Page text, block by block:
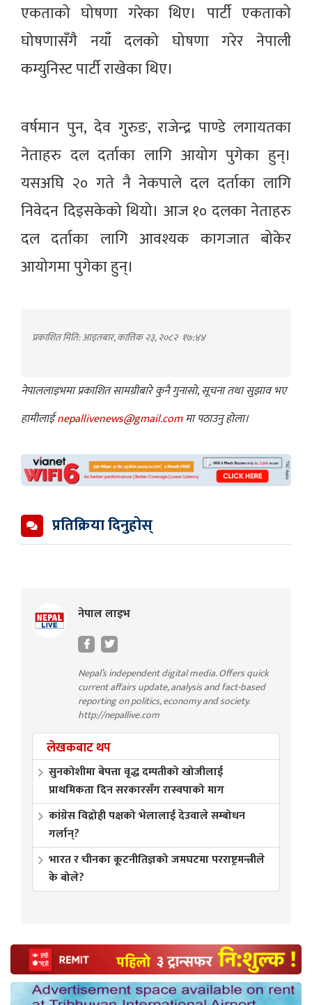
एकताको घोषणा गरेका थिए। पार्टी एकताको
घोषणासँगै नयाँ दलको घोषणा गरेर नेपाली
कम्युनिस्ट पार्टी राखेका थिए।
वर्षमान पुन, देव गुरुङ, राजेन्द्र पाण्डे लगायतका
नेताहरु दल दर्ताका लागि आयोग पुगेका हुन्।
यसअघि २० गते नै नेकपाले दल दर्ताका लागि
निवेदन दिइसकेको थियो। आज १० दलका नेताहरु
दल दर्ताका लागि आवश्यक कागजात बोकेर
आयोगमा पुगेका हुन्।
प्रकाशित मिति: आइतबार, कात्तिक २३, २०८२ १७:४४
नेपाललाइभमा प्रकाशित सामग्रीबारे कुनै गुनासो, सूचना तथा सुझाव भए
हामीलाईnepallivenews@gmail.comमा पठाउनु होला।
प्रतिक्रिया दिनुहोस्
नेपाल लाइभ
Nepal’s independent digital media. Offers quick
current affairs update, analysis and fact-based
reporting on politics, economy and society.
http://nepallive.com
लेखकबाट थप
सुनकोशीमा बेपत्ता वृद्ध दम्पतीको खोजीलाई
प्राथमिकता दिन सरकारसँग रास्वपाको माग
कांग्रेस विद्रोही पक्षको भेलालाई देउवाले सम्बोधन
गर्लान्?
भारत र चीनका कूटनीतिज्ञको जमघटमा परराष्ट्रमन्त्रीले
के बोले?